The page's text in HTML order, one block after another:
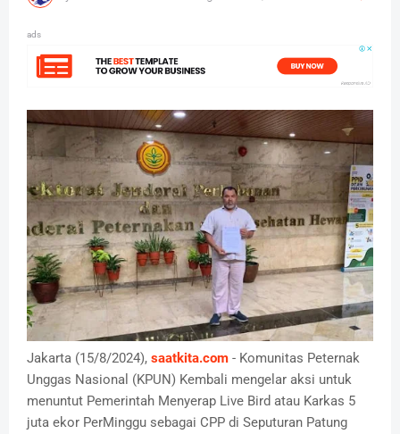
ads
Jakarta (15/8/2024), saatkita.com - Komunitas Peternak
Unggas Nasional (KPUN) Kembali mengelar aksi untuk
menuntut Pemerintah Menyerap Live Bird atau Karkas 5
juta ekor PerMinggu sebagai CPP di Seputuran Patung